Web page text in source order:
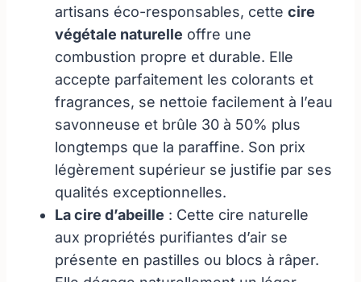
artisans éco-responsables, cette cire
végétale naturelle offre une
combustion propre et durable. Elle
accepte parfaitement les colorants et
fragrances, se nettoie facilement à l’eau
savonneuse et brûle 30 à 50% plus
longtemps que la paraffine. Son prix
légèrement supérieur se justifie par ses
qualités exceptionnelles.
La cire d’abeille : Cette cire naturelle
aux propriétés purifiantes d’air se
présente en pastilles ou blocs à râper.